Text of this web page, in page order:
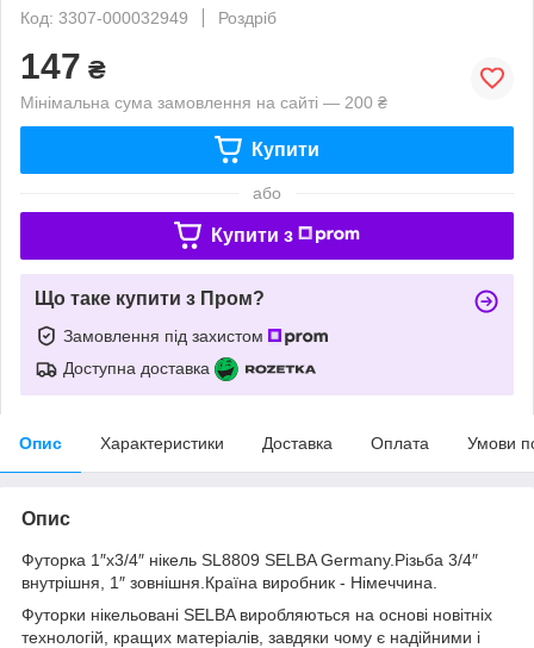
Код: 3307-000032949
Роздріб
147 ₴
Мінімальна сума замовлення на сайті — 200 ₴
Купити
або
Купити з
Що таке купити з Пром?
Замовлення під захистом
Доступна доставка
Опис Характеристики Доставка Оплата Умови
Опис
Футорка 1″х3/4″ нікель SL8809 SELBA Germany.Різьба 3/4″
внутрішня, 1″ зовнішня.Країна виробник - Німеччина.
Футорки нікельовані SELBA виробляються на основі новітніх
технологій, кращих матеріалів, завдяки чому є надійними і